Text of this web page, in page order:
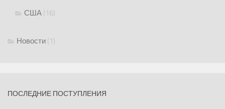
США (16)
Новости (1)
ПОСЛЕДНИЕ ПОСТУПЛЕНИЯ